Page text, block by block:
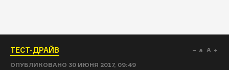
ТЕСТ-ДРАЙВ
ОПУБЛИКОВАНО 30 ИЮНЯ 2017, 09:49
a A